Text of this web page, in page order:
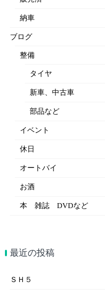
納車
ブログ
整備
タイヤ
新車、中古車
部品など
イベント
休日
オートバイ
お酒
本 雑誌 DVDなど
最近の投稿
ＳＨ５